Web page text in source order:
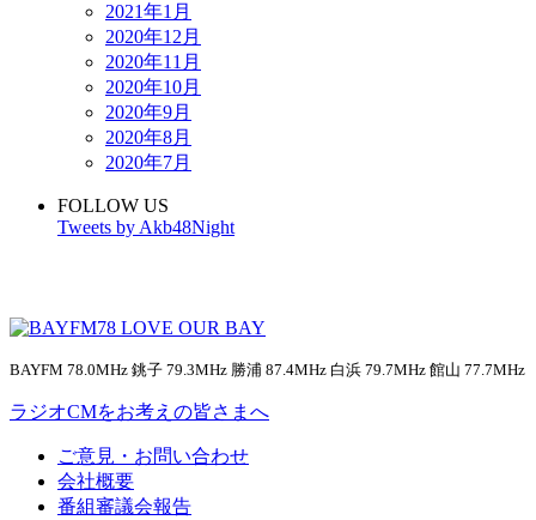
2021年1月
2020年12月
2020年11月
2020年10月
2020年9月
2020年8月
2020年7月
FOLLOW US
Tweets by Akb48Night
BAYFM 78.0MHz 銚子 79.3MHz 勝浦 87.4MHz 白浜 79.7MHz 館山 77.7MHz
ラジオCMをお考えの皆さまへ
ご意見・お問い合わせ
会社概要
番組審議会報告